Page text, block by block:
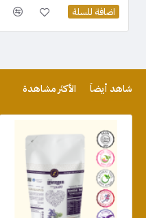
اضافة للسلة
شاهد أيضاً الأكثر مشاهدة